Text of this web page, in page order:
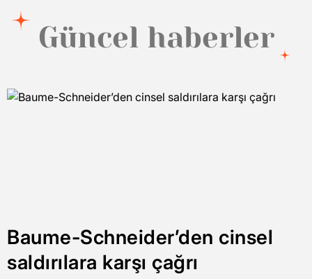
Güncel haberler
Baume-Schneider’den cinsel
saldırılara karşı çağrı